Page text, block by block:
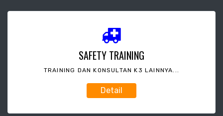
SAFETY TRAINING
TRAINING DAN KONSULTAN K3 LAINNYA...
Detail